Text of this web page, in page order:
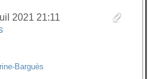
2021 21:11
Barguès